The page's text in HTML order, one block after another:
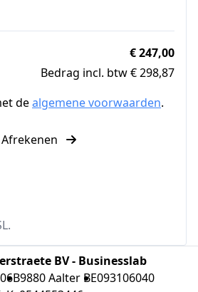
€ 247,00
Bedrag incl. btw € 298,87
dealgemene voorwaarden.
Afrekenen
BV - Businesslab
9880 Aalter BE093106040